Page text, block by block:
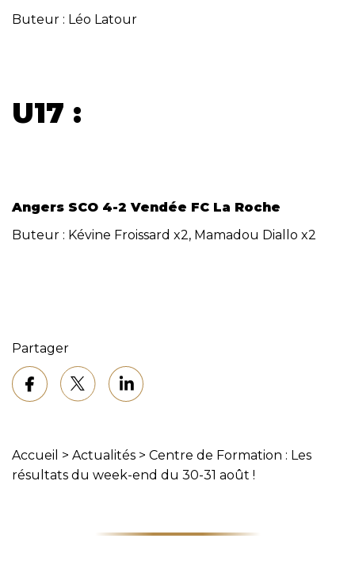
Buteur : Léo Latour
U17 :
Angers SCO 4-2 Vendée FC La Roche
Buteur : Kévine Froissard x2, Mamadou Diallo x2
Partager
Accueil > Actualités > Centre de Formation : Les
résultats du week-end du 30-31 août !